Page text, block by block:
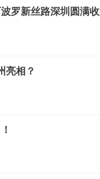
罗新丝路深圳圆满收
亮相？